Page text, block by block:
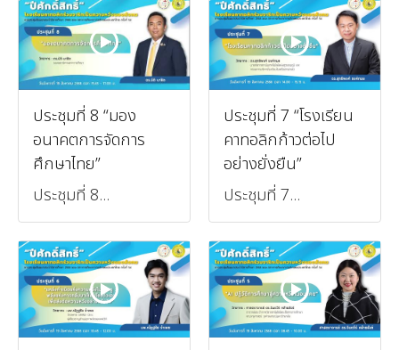
ประชุมที่ 8 “มอง
อนาคตการจัดการ
ศึกษาไทย”
ประชุมที่ 8...
ประชุมที่ 7 “โรงเรียน
คาทอลิกก้าวต่อไป
อย่างยั่งยืน”
ประชุมที่ 7...